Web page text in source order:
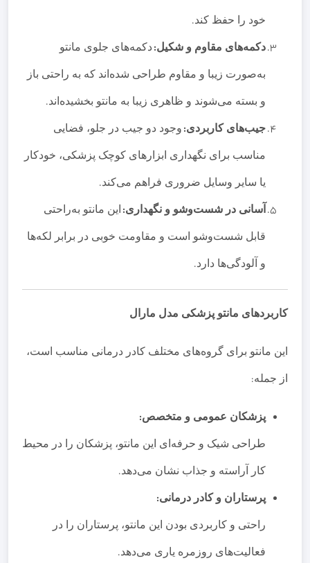
خود را حفظ کند.
دکمه‌های مقاوم و شکیل: دکمه‌های جلوی مانتو
به‌صورت زیبا و مقاوم طراحی شده‌اند که به راحتی باز
و بسته می‌شوند و ظاهری زیبا به مانتو بخشیده‌اند.
جیب‌های کاربردی: وجود دو جیب در جلو، فضایی
مناسب برای نگهداری ابزارهای کوچک پزشکی، خودکار
یا سایر وسایل ضروری فراهم می‌کند.
آسانی در شست‌وشو و نگهداری: این مانتو به‌راحتی
قابل شست‌وشو است و مقاومت خوبی در برابر لکه‌ها
و آلودگی‌ها دارد.
کاربردهای مانتو پزشکی مدل مارال
این مانتو برای گروه‌های مختلف کادر درمانی مناسب است،
از جمله:
پزشکان عمومی و متخصص:
طراحی شیک و حرفه‌ای این مانتو، پزشکان را در محیط
کار آراسته و جذاب نشان می‌دهد.
پرستاران و کادر درمانی:
راحتی و کاربردی بودن این مانتو، پرستاران را در
فعالیت‌های روزمره یاری می‌دهد.